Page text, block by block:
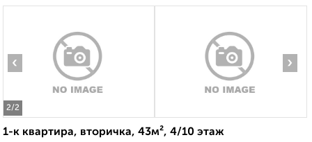
2/2
‹ ›
1-к квартира, вторичка, 43м², 4/10 этаж